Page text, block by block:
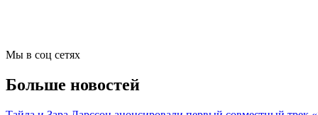
Мы в соц сетях
Больше новостей